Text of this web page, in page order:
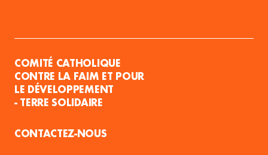
COMITÉ CATHOLIQUE
CONTRE LA FAIM ET POUR
LE DÉVELOPPEMENT
- TERRE SOLIDAIRE
CONTACTEZ-NOUS